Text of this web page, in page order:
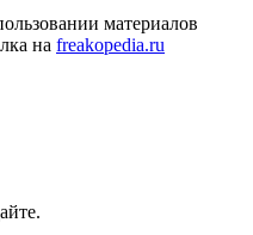
материалов
на freakopedia.ru